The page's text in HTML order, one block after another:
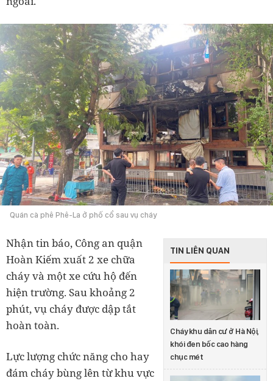
Quán cà phê Phê-La ở phố cổ sau vụ cháy
TIN LIÊN QUAN
Cháy khu dân cư ở Hà Nội,
khói đen bốc cao hàng
chục mét
Nhận tin báo, Công an quận
Hoàn Kiếm xuất 2 xe chữa
cháy và một xe cứu hộ đến
hiện trường. Sau khoảng 2
phút, vụ cháy được dập tắt
hoàn toàn.
Lực lượng chức năng cho hay
đám cháy bùng lên từ khu vực